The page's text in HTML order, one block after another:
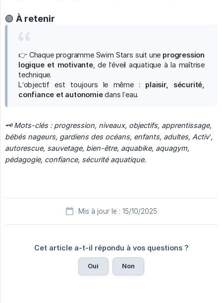
🟢 À retenir
👉 Chaque programme Swim Stars suit une progression
logique et motivante, de l’éveil aquatique à la maîtrise
technique.
L’objectif est toujours le même : plaisir, sécurité,
confiance et autonomiedans l’eau.
🗝️ Mots-clés : progression, niveaux, objectifs, apprentissage,
bébés nageurs, gardiens des océans, enfants, adultes, Activ’,
autorescue, sauvetage, bien-être, aquabike, aquagym,
pédagogie, confiance, sécurité aquatique.
Mis à jour le : 15/10/2025
Cet article a-t-il répondu à vos questions ?
Oui Non